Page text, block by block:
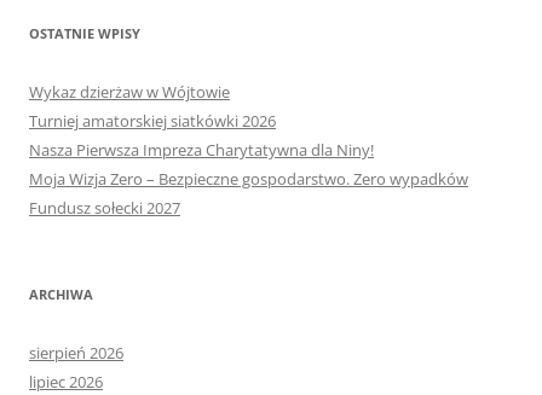
OSTATNIE WPISY
Wykaz dzierżaw w Wójtowie
Turniej amatorskiej siatkówki 2026
Nasza Pierwsza Impreza Charytatywna dla Niny!
Moja Wizja Zero – Bezpieczne gospodarstwo. Zero wypadków
Fundusz sołecki 2027
ARCHIWA
sierpień 2026
lipiec 2026